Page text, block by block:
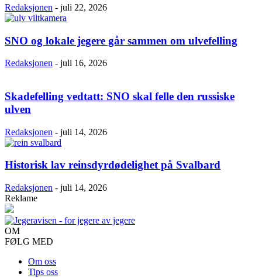
Redaksjonen - juli 22, 2026
SNO og lokale jegere går sammen om ulvefelling
Redaksjonen - juli 16, 2026
Skadefelling vedtatt: SNO skal felle den russiske
ulven
Redaksjonen - juli 14, 2026
Historisk lav reinsdyrdødelighet på Svalbard
Redaksjonen - juli 14, 2026
Reklame
OM
FØLG MED
Om oss
Tips oss